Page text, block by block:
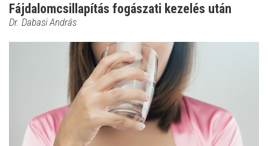
Fájdalomcsillapítás fogászati kezelés után
Dr. Dabasi András